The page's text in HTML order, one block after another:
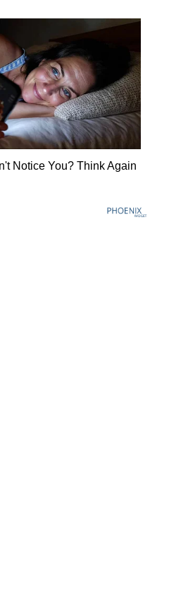
Notice You? Think Again